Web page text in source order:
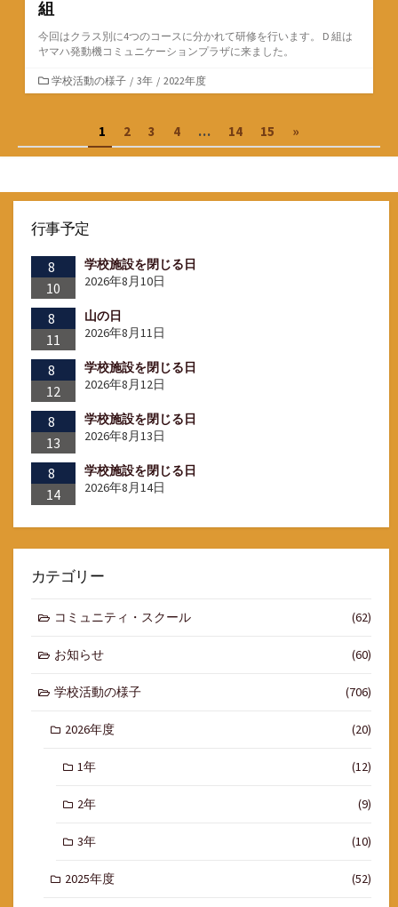
組
今回はクラス別に4つのコースに分かれて研修を行います。 D 組は
ヤマハ発動機コミュニケーションプラザに来ました。
カ
テ
ー
学校活動の様子 / 3年 / 2022年度
稿
ー
送
り
1 2 3 4 … 14 15 »
行事予定
8
10
学校施設を閉じる日
2026年8月10日
8
11
山の日
2026年8月11日
8
12
学校施設を閉じる日
2026年8月12日
8
13
学校施設を閉じる日
2026年8月13日
8
14
学校施設を閉じる日
2026年8月14日
カテゴリー
コミュニティ・スクール (62)
お知らせ (60)
学校活動の様子 (706)
2026年度 (20)
1年 (12)
2年 (9)
3年 (10)
2025年度 (52)